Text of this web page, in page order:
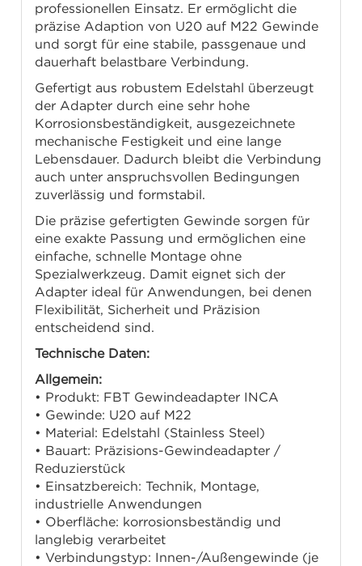
professionellen Einsatz. Er ermöglicht die
präzise Adaption von U20 auf M22 Gewinde
und sorgt für eine stabile, passgenaue und
dauerhaft belastbare Verbindung.
Gefertigt aus robustem Edelstahl überzeugt
der Adapter durch eine sehr hohe
Korrosionsbeständigkeit, ausgezeichnete
mechanische Festigkeit und eine lange
Lebensdauer. Dadurch bleibt die Verbindung
auch unter anspruchsvollen Bedingungen
zuverlässig und formstabil.
Die präzise gefertigten Gewinde sorgen für
eine exakte Passung und ermöglichen eine
einfache, schnelle Montage ohne
Spezialwerkzeug. Damit eignet sich der
Adapter ideal für Anwendungen, bei denen
Flexibilität, Sicherheit und Präzision
entscheidend sind.
Technische Daten:
Allgemein:
• Produkt: FBT Gewindeadapter INCA
• Gewinde: U20 auf M22
• Material: Edelstahl (Stainless Steel)
• Bauart: Präzisions-Gewindeadapter /
Reduzierstück
• Einsatzbereich: Technik, Montage,
industrielle Anwendungen
• Oberfläche: korrosionsbeständig und
langlebig verarbeitet
• Verbindungstyp: Innen-/Außengewinde (je